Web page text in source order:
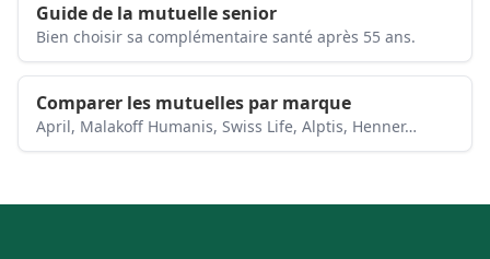
Guide de la mutuelle senior
Bien choisir sa complémentaire santé après 55 ans.
Comparer les mutuelles par marque
April, Malakoff Humanis, Swiss Life, Alptis, Henner…